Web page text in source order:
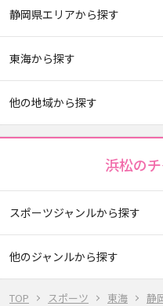
TOP スポーツ 東海 静
静岡県エリアから探す
東海から探す
他の地域から探す
浜松の
スポーツジャンルから探す
他のジャンルから探す